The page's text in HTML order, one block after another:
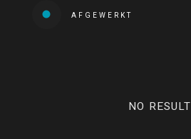
AFGEWERKT
NO RESULT